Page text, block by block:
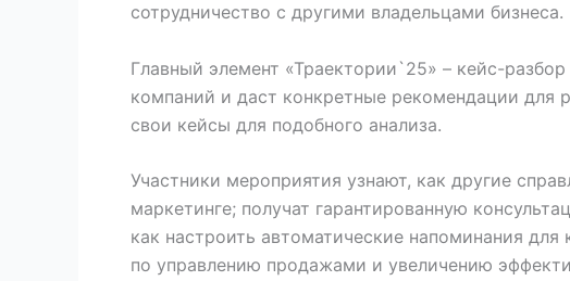
сотрудничество с другими владельцами бизнеса.
Главный элемент «Траектории`25» – кейс-
компаний и даст конкретные рекомендации для
свои кейсы для подобного анализа.
Участники мероприятия узнают, как другие
маркетинге; получат гарантированную
как настроить автоматические напоминания
по управлению продажами и увеличению